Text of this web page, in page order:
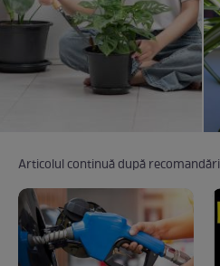
Articolul continuă după recomandări